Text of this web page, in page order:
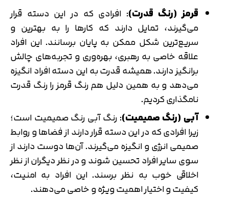
قرمز (رنگ قدرت): افرادی که در این دسته قرار
می‌گیرند، تمایل دارند که کارها را به بهترین و
سریع‌ترین شکل ممکن به پایان برسانند. این افراد
علاقه خاصی به رهبری، بهره‌وری و تجربه‌های چالش‌
برانگیز دارند. همیشه قدرت به این دسته افراد انگیزه
می‌دهد و به همین دلیل هم رنگ قرمز را رنگ قدرت
نامگذاری کردیم.
آبی (رنگ صمیمیت): رنگ آبی رنگ صمیمیت است؛
زیرا افرادی که در این دسته قرار دارند از فضاها و روابط
صمیمی انرژی و انگیزه می‌گیرند. آن‌ها دوست دارند از
سوی سایر افراد تحسین شوند و در نظر دیگران از نظر
اخلاقی خوب به نظر برسند. این افراد به امنیت،
کیفیت و اختیار اهمیت ویژه و خاصی می‌دهند.